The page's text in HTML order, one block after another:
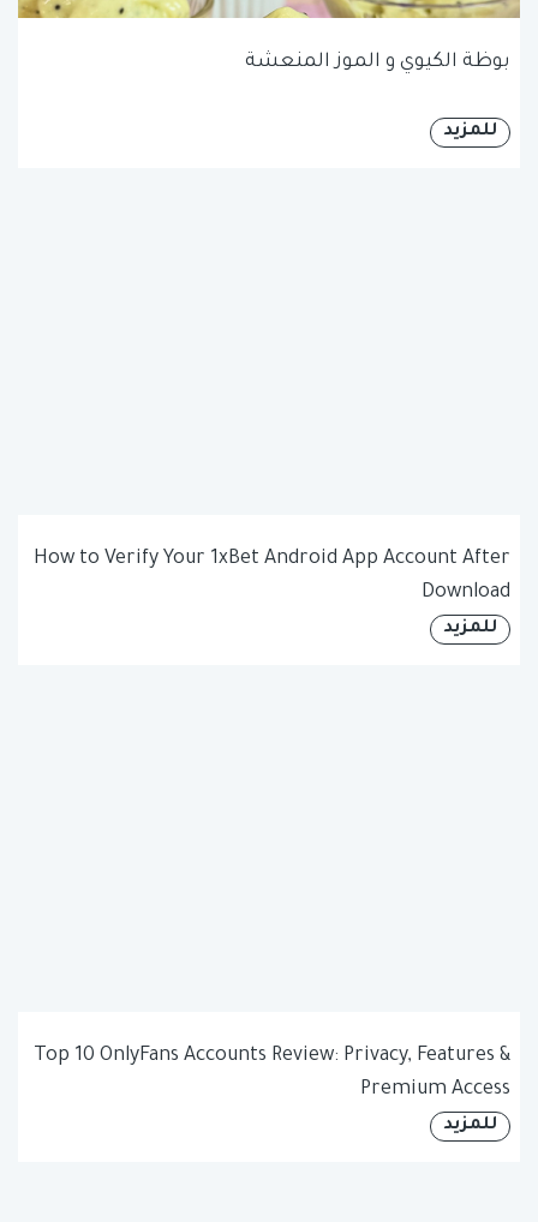
بوظة الكيوي و الموز المنعشة
للمزيد
How to Verify Your 1xBet Android App Account After
Download
للمزيد
Top 10 OnlyFans Accounts Review: Privacy, Features &
Premium Access
للمزيد